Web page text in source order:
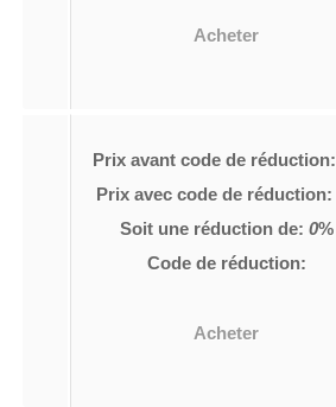
Acheter
Prix avant code de réduction:
Prix avec code de réduction:
Soit une réduction de: 0%
Code de réduction:
Acheter